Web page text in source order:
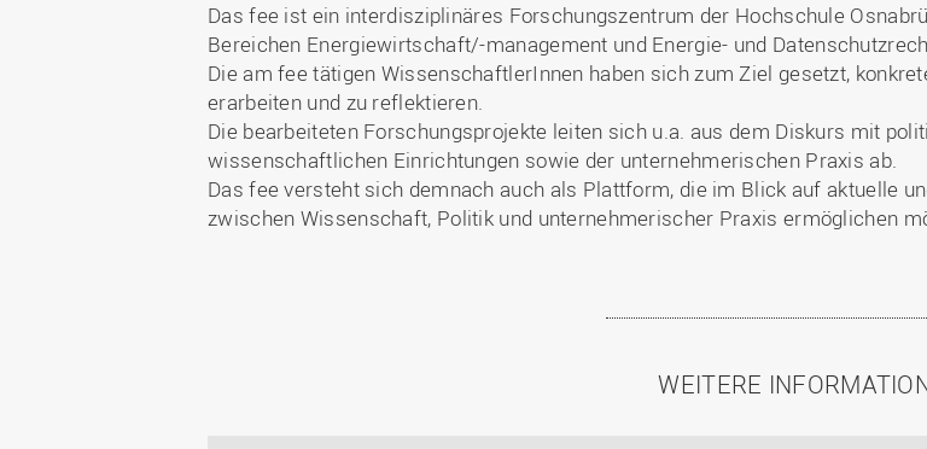
Das fee ist ein interdisziplinäres Forschungszentrum der Hochschule
Bereichen Energiewirtschaft/-management und Energie- und
Die am fee tätigen WissenschaftlerInnen haben sich zum Ziel gesetzt,
erarbeiten und zu reflektieren.
Die bearbeiteten Forschungsprojekte leiten sich u.a. aus dem Diskurs mit
wissenschaftlichen Einrichtungen sowie der unternehmerischen Praxis ab.
Das fee versteht sich demnach auch als Plattform, die im Blick auf aktuelle
zwischen Wissenschaft, Politik und unternehmerischer Praxis ermöglichen
WEITERE